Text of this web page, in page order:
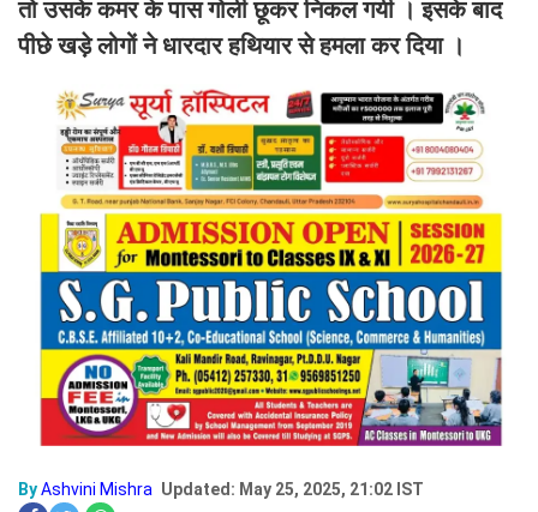
तो उसके कमर के पास गोली छूकर निकल गयी । इसके बाद
पीछे खड़े लोगों ने धारदार हथियार से हमला कर दिया ।
ByAshvini Mishra Updated: May 25, 2025, 21:02 IST